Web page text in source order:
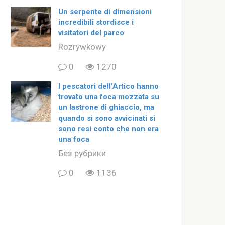
Un serpente di dimensioni
incredibili stordisce i
visitatori del parco
Rozrywkowy
0
1270
I pescatori dell’Artico hanno
trovato una foca mozzata su
un lastrone di ghiaccio, ma
quando si sono avvicinati si
sono resi conto che non era
una foca
Без рубрики
0
1136